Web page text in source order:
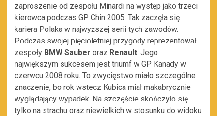
zaproszenie od zespołu Minardi na występ jako trzeci
kierowca podczas GP Chin 2005. Tak zaczęła się
kariera Polaka w najwyższej serii tych zawodów.
Podczas swojej pięcioletniej przygody reprezentował
zespoły BMW Sauber oraz Renault. Jego
największym sukcesem jest triumf w GP Kanady w
czerwcu 2008 roku. To zwycięstwo miało szczególne
znaczenie, bo rok wstecz Kubica miał makabrycznie
wyglądający wypadek. Na szczęście skończyło się
tylko na strachu oraz niewielkich w stosunku do widoku